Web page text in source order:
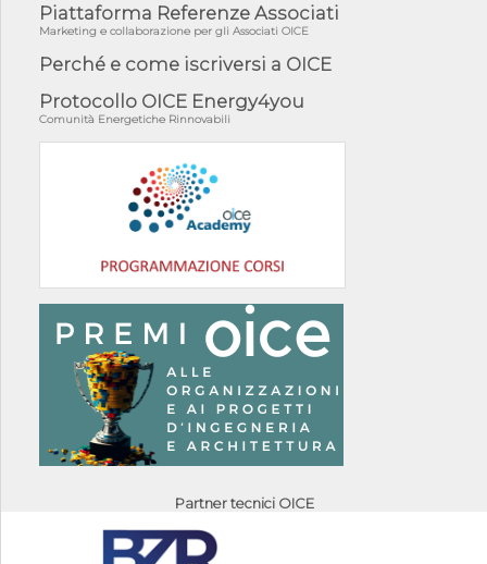
Piattaforma Referenze Associati
Marketing e collaborazione per gli Associati OICE
Perché e come iscriversi a OICE
Protocollo OICE Energy4you
Comunità Energetiche Rinnovabili
Partner tecnici OICE